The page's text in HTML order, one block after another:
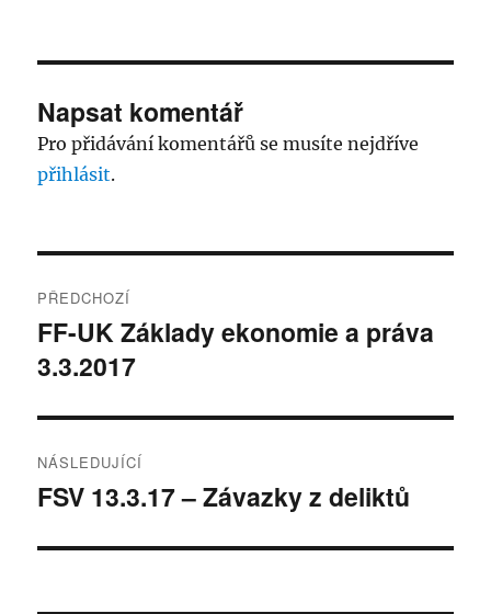
Napsat komentář
Pro přidávání komentářů se musíte nejdříve
přihlásit.
pro
příspěvek
PŘEDCHOZÍ
Předchozí
příspěvek:
FF-UK Základy ekonomie a práva
3.3.2017
NÁSLEDUJÍCÍ
Následující
FSV 13.3.17 – Závazky z deliktů